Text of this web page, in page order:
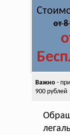
от
Важно -
900 рублей